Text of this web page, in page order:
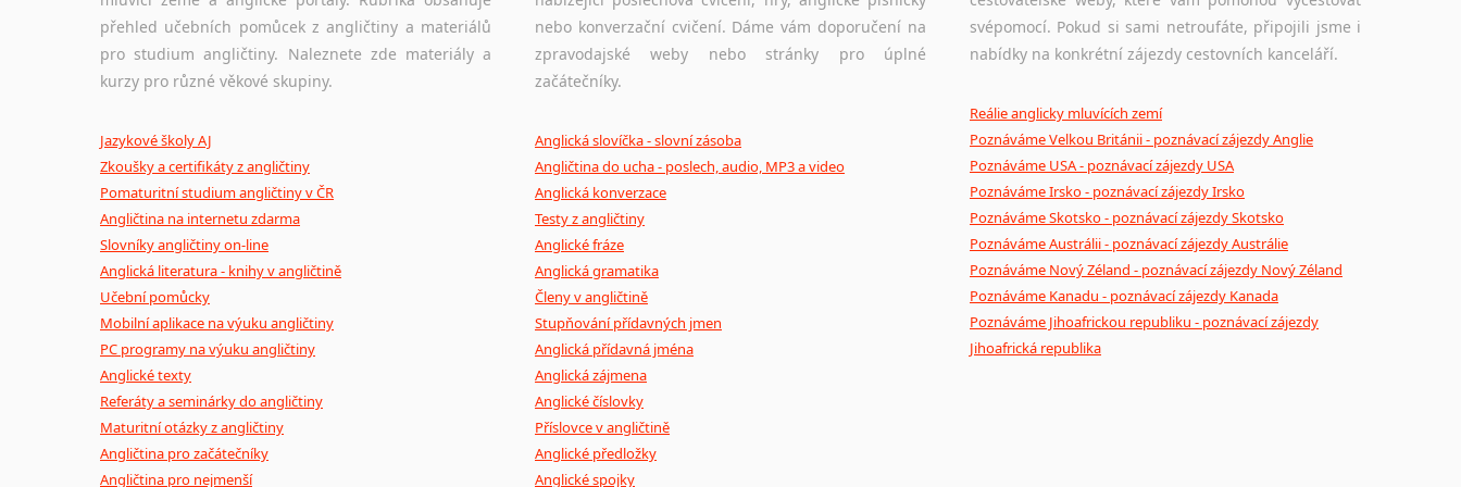
Mix pomůcek, jež mají potenciál pomoci překladateli
v jeho činnosti. Může se jednat o technické pomůcky
a software, jazykové poradny a pravidla pravopisu nebo stylistické příručky.
přehled učebních pomůcek z angličtiny a materiálů
pro studium angličtiny. Naleznete zde materiály a
kurzy pro různé věkové skupiny.
Jazykové školy AJ
Zkoušky a certifikáty z angličtiny
Pomaturitní studium angličtiny v ČR
Angličtina na internetu zdarma
Slovníky angličtiny on-line
Anglická literatura - knihy v angličtině
Učební pomůcky
Mobilní aplikace na výuku angličtiny
PC programy na výuku angličtiny
Anglické texty
Referáty a seminárky do angličtiny
Maturitní otázky z angličtiny
Angličtina pro začátečníky
Angličtina pro nejmenší
nebo konverzační cvičení. Dáme vám doporučení na
zpravodajské weby nebo stránky pro úplné
začátečníky.
Anglická slovíčka - slovní zásoba
Angličtina do ucha - poslech, audio, MP3 a video
Anglická konverzace
Testy z angličtiny
Anglické fráze
Anglická gramatika
Členy v angličtině
Stupňování přídavných jmen
Anglická přídavná jména
Anglická zájmena
Anglické číslovky
Příslovce v angličtině
Anglické předložky
Anglické spojky
svépomocí. Pokud si sami netroufáte, připojili jsme i
nabídky na konkrétní zájezdy cestovních kanceláří.
Reálie anglicky mluvících zemí
Poznáváme Velkou Británii - poznávací zájezdy Anglie
Poznáváme USA - poznávací zájezdy USA
Poznáváme Irsko - poznávací zájezdy Irsko
Poznáváme Skotsko - poznávací zájezdy Skotsko
Poznáváme Austrálii - poznávací zájezdy Austrálie
Poznáváme Nový Zéland - poznávací zájezdy Nový Zéland
Poznáváme Kanadu - poznávací zájezdy Kanada
Poznáváme Jihoafrickou republiku - poznávací zájezdy
Jihoafrická republika